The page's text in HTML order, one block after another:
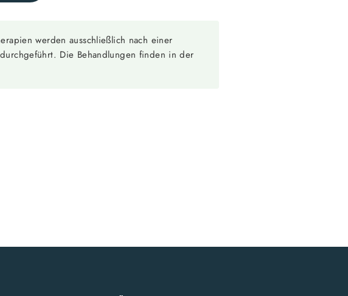
werden ausschließlich nach einer
Die Behandlungen finden in der